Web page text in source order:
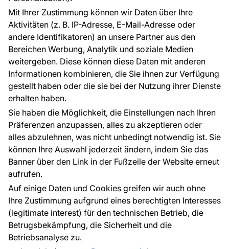
Mit Ihrer Zustimmung können wir Daten über Ihre
Aktivitäten (z. B. IP-Adresse, E-Mail-Adresse oder
andere Identifikatoren) an unsere Partner aus den
Bereichen Werbung, Analytik und soziale Medien
weitergeben. Diese können diese Daten mit anderen
Informationen kombinieren, die Sie ihnen zur Verfügung
gestellt haben oder die sie bei der Nutzung ihrer Dienste
erhalten haben.
Sie haben die Möglichkeit, die Einstellungen nach Ihren
Präferenzen anzupassen, alles zu akzeptieren oder
alles abzulehnen, was nicht unbedingt notwendig ist. Sie
können Ihre Auswahl jederzeit ändern, indem Sie das
Banner über den Link in der Fußzeile der Website erneut
aufrufen.
Auf einige Daten und Cookies greifen wir auch ohne
Ihre Zustimmung aufgrund eines berechtigten Interesses
(legitimate interest) für den technischen Betrieb, die
Betrugsbekämpfung, die Sicherheit und die
Betriebsanalyse zu.
EU-Projekte
Ratschläge und Tipps
FAQ
Kontakt
Haben Sie Fragen? Wir helfen Ihnen gerne weiter
und beraten Sie persönlich.
+49 781 95633072
service@tapeteneshop.de
Zahlungsarten:
Die Zahlungen werden geleistet von:
Schutz personenbezogener Daten